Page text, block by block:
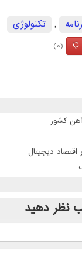
,
تكنولوژی
(0)
کشور
اقتصاد دیجیتال
نظر دهید